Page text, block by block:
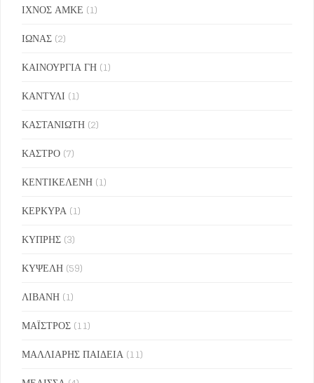
ΙΧΝΟΣ ΑΜΚΕ (1)
ΙΩΝΑΣ (2)
ΚΑΙΝΟΥΡΓΙΑ ΓΗ (1)
ΚΑΝΤΥΛΙ (1)
ΚΑΣΤΑΝΙΩΤΗ (2)
ΚΑΣΤΡΟ (7)
ΚΕΝΤΙΚΕΛΕΝΗ (1)
ΚΕΡΚΥΡΑ (1)
ΚΥΠΡΗΣ (3)
ΚΥΨΕΛΗ (59)
ΛΙΒΑΝΗ (1)
ΜΑΪΣΤΡΟΣ (11)
ΜΑΛΛΙΑΡΗΣ ΠΑΙΔΕΙΑ (11)